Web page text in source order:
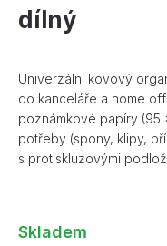
dílný
Univerzální kovový
do kanceláře a home
poznámkové papíry (95
potřeby (spony, klipy,
s protiskluzovými
Skladem